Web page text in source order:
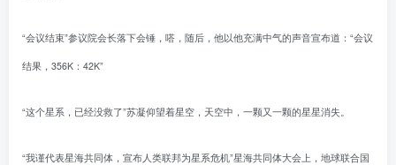
“会议结束”参议院会长落下会锤，嗒，随后，他以他充满中气的声音宣布道：“会议
结果，356K：42K”
“这个星系，已经没救了”苏凝仰望着星空，天空中，一颗又一颗的星星消失。
“我谨代表星海共同体，宣布人类联邦为星系危机”星海共同体大会上，地球联合国